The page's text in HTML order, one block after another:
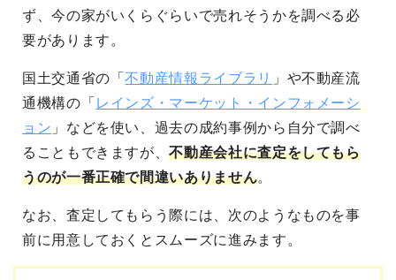
ず、今の家がいくらぐらいで売れそうかを調べる必
要があります。
国土交通省の「不動産情報ライブラリ 」や不動産流
通機構の「 レインズ・マーケット・インフォメーシ
ョン 」などを使い、過去の成約事例から自分で調べ
ることもできますが、不動産会社に査定をしてもら
うのが一番正確で間違いありません。
なお、査定してもらう際には、次のようなものを事
前に用意しておくとスムーズに進みます。